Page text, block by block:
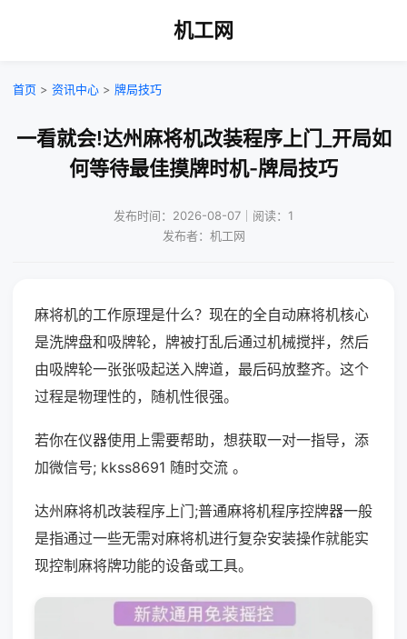
机工网
首页 > 资讯中心 > 牌局技巧
一看就会!达州麻将机改装程序上门_开局如
何等待最佳摸牌时机-牌局技巧
发布时间：2026-08-07｜阅读：1
发布者：机工网
麻将机的工作原理是什么？现在的全自动麻将机核心
是洗牌盘和吸牌轮，牌被打乱后通过机械搅拌，然后
由吸牌轮一张张吸起送入牌道，最后码放整齐。这个
过程是物理性的，随机性很强。
若你在仪器使用上需要帮助，想获取一对一指导，添
加微信号; kkss8691 随时交流 。
达州麻将机改装程序上门;普通麻将机程序控牌器一般
是指通过一些无需对麻将机进行复杂安装操作就能实
现控制麻将牌功能的设备或工具。